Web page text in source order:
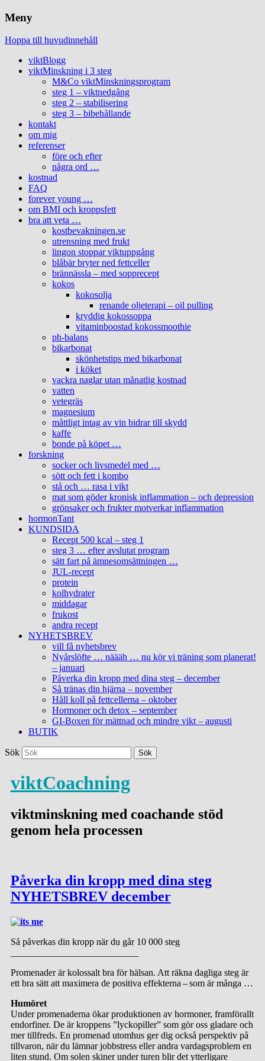
Meny
Hoppa till huvudinnehåll
viktBlogg
viktMinskning i 3 steg
M&Co viktMinskningsprogram
steg 1 – viktnedgång
steg 2 – stabilisering
steg 3 – bibehållande
kontakt
om mig
referenser
före och efter
några ord …
kostnad
FAQ
forever young …
om BMI och kroppsfett
bra att veta …
kostbevakningen.se
utrensning med frukt
lingon stoppar viktuppgång
blåbär bryter ned fettceller
brännässla – med sopprecept
kokos
kokosolja
renande oljeterapi – oil pulling
kryddig kokossoppa
vitaminboostad kokossmoothie
ph-balans
bikarbonat
skönhetstips med bikarbonat
i köket
vackra naglar utan månatlig kostnad
vatten
vetegräs
magnesium
måttligt intag av vin bidrar till skydd
kaffe
bonde på köpet …
forskning
socker och livsmedel med …
sött och fett i kombo
stå och … rasa i vikt
mat som göder kronisk inflammation – och depression
grönsaker och frukter motverkar inflammation
hormonTant
KUNDSIDA
Recept 500 kcal – steg 1
steg 3 … efter avslutat program
sätt fart på ämnesomsättningen …
JUL-recept
protein
kolhydrater
middagar
frukost
andra recept
NYHETSBREV
vill få nyhetsbrev
Nyårslöfte … näääh … nu kör vi träning som planerat!
– januari
Påverka din kropp med dina steg – december
Så tränas din hjärna – november
Håll koll på fettcellerna – oktober
Hormoner och detox – september
GI-Boxen för mättnad och mindre vikt – augusti
BUTIK
Sök
viktCoachning
viktminskning med coachande stöd
genom hela processen
Påverka din kropp med dina steg
NYHETSBREV december
Så påverkas din kropp när du går 10 000 steg
Promenader är kolossalt bra för hälsan. Att räkna dagliga steg är
ett bra sätt att maximera de positiva effekterna – som är många …
Humöret
Under promenaderna ökar produktionen av hormoner, framförallt
endorfiner. De är kroppens ”lyckopiller” som gör oss gladare och
mer tillfreds. En promenad utomhus ger dig också perspektiv på
tillvaron, när du lämnar jobbstress eller andra vardagsproblem en
liten stund. Om solen skiner under turen blir det ytterligare